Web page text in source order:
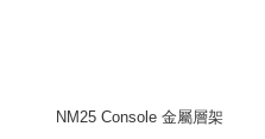
NM25 Console 金屬層架